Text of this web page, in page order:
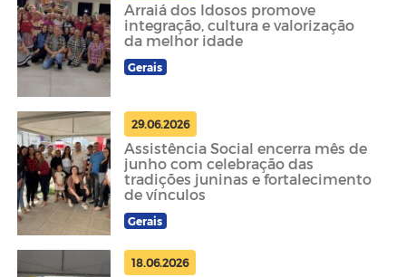
Arraiá dos Idosos promove
integração, cultura e valorização
da melhor idade
Gerais
29.06.2026
Assistência Social encerra mês de
junho com celebração das
tradições juninas e fortalecimento
de vínculos
Gerais
18.06.2026